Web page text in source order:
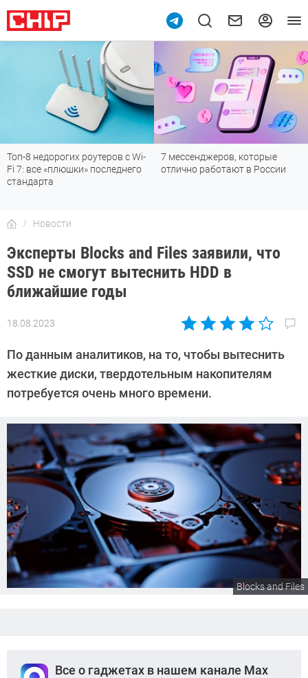
Топ-8 недорогих роутеров с Wi-
Fi 7: все «плюшки» последнего
стандарта
7 мессенджеров, которые
отлично работают в России
Новости
Эксперты Blocks and Files заявили, что
SSD не смогут вытеснить HDD в
ближайшие годы
18.08.2023
Автор:
Калашников
По данным аналитиков, на то, чтобы вытеснить
жесткие диски, твердотельным накопителям
потребуется очень много времени.
Blocks and Files
Все о гаджетах в нашем канале Max